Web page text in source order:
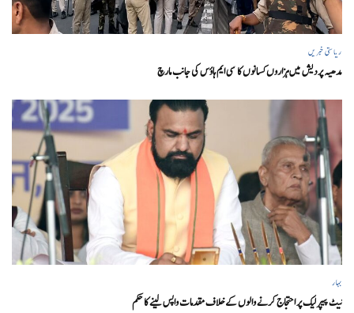
ریاستی خبریں
مدھیہ پردیش میں ہزاروں کسانوں کا سی ایم ہاؤس کی جانب مارچ
بہار
نیٹ پیپر لیک پر احتجاج کرنے والوں کے خلاف مقدمات واپس لینے کا حکم